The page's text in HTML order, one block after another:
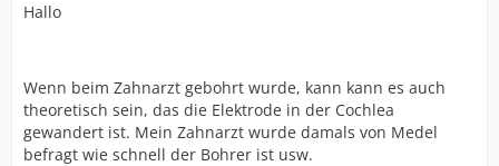
Hallo
Wenn beim Zahnarzt gebohrt wurde, kann kann es auch
theoretisch sein, das die Elektrode in der Cochlea
gewandert ist. Mein Zahnarzt wurde damals von Medel
befragt wie schnell der Bohrer ist usw.